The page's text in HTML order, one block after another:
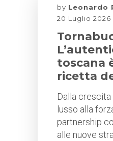
by Leonardo
20 Luglio 2026
toscana
ricetta
Dalla
lusso alla
partnership
alle nuove